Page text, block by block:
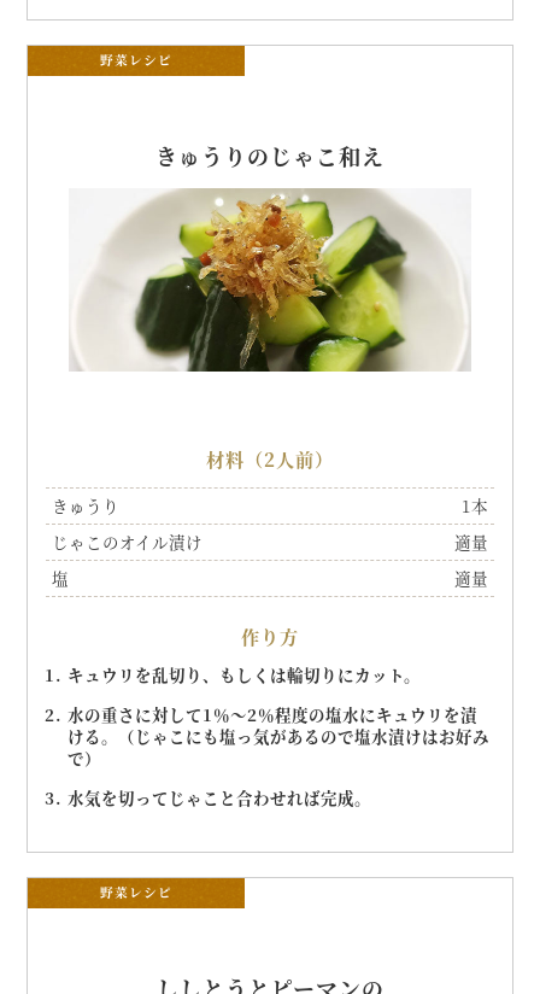
野菜レシピ
きゅうりのじゃこ和え
材料（2人前）
きゅうり
1本
じゃこのオイル漬け
適量
塩
適量
作り方
キュウリを乱切り、もしくは輪切りにカット。
水の重さに対して1％～2％程度の塩水にキュウリを漬
ける。（じゃこにも塩っ気があるので塩水漬けはお好み
で）
水気を切ってじゃこと合わせれば完成。
野菜レシピ
ししとうとピーマンの